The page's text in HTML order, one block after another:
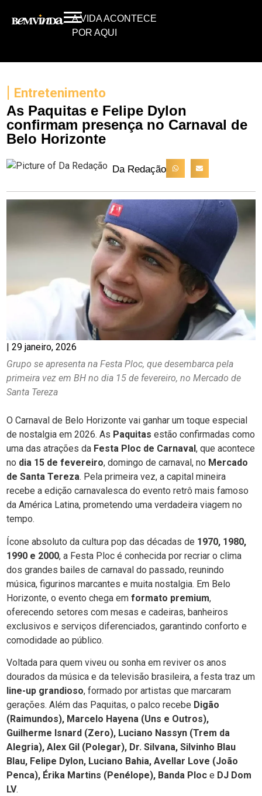
A VIDA ACONTECE
POR AQUI
| Entretenimento
As Paquitas e Felipe Dylon
confirmam presença no Carnaval de
Belo Horizonte
Da Redação
29 janeiro, 2026
Grupo se apresenta na Festa Ploc, que desembarca pela
primeira vez em BH no dia 15 de fevereiro, no Mercado de
Santa Tereza
O Carnaval de Belo Horizonte vai ganhar um toque especial
de nostalgia em 2026. As Paquitas estão confirmadas como
uma das atrações da Festa Ploc de Carnaval , que acontece
no dia 15 de fevereiro, domingo de carnaval, no Mercado
de Santa Tereza. Pela primeira vez, a capital mineira
recebe a edição carnavalesca do evento retrô mais famoso
da América Latina, prometendo uma verdadeira viagem no
tempo.
Ícone absoluto da cultura pop das décadas de 1970, 1980,
1990 e 2000, a Festa Ploc é conhecida por recriar o clima
dos grandes bailes de carnaval do passado, reunindo
música, figurinos marcantes e muita nostalgia. Em Belo
Horizonte, o evento chega em formato premium,
oferecendo setores com mesas e cadeiras, banheiros
exclusivos e serviços diferenciados, garantindo conforto e
comodidade ao público.
Voltada para quem viveu ou sonha em reviver os anos
dourados da música e da televisão brasileira, a festa traz um
line-up grandioso, formado por artistas que marcaram
gerações. Além das Paquitas, o palco recebe Digão
(Raimundos), Marcelo Hayena (Uns e Outros),
Guilherme Isnard (Zero), Luciano Nassyn (Trem da
Alegria), Alex Gil (Polegar), Dr. Silvana, Silvinho Blau
Blau, Felipe Dylon, Luciano Bahia, Avellar Love (João
Penca), Érika Martins (Penélope), Banda Ploc e DJ Dom
LV.